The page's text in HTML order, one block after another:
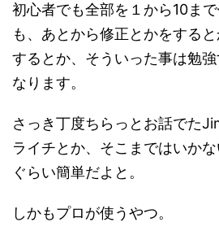
初心者でも全部を１から10ま
も、あとから修正とかをする
するとか、そういった事は勉
なります。
さっき丁度ちらっとお話でた
ライチとか、そこまではいか
ぐらい簡単だよと。
しかもプロが使うやつ。